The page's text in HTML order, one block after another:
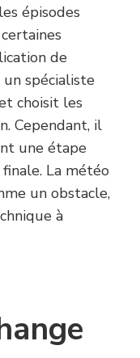
épisodes
de
un spécialiste
choisit les
Cependant, il
une étape
La météo
un obstacle,
à